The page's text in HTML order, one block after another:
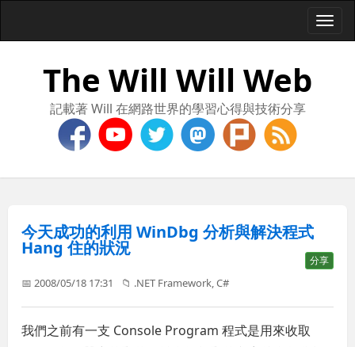
The Will Will Web
記載著 Will 在網路世界的學習心得與技術分享
今天成功的利用 WinDbg 分析與解決程式
Hang 住的狀況
分享
📅 2008/05/18 17:31 📁 .NET Framework ,C#
我們之前有一支 Console Program 程式是用來收取